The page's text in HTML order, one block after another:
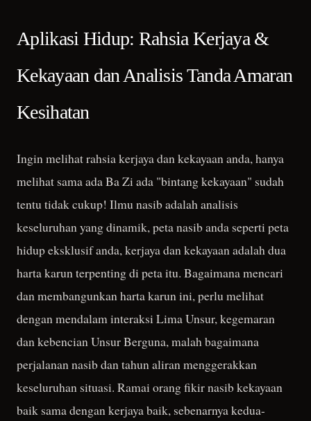
Aplikasi Hidup: Rahsia Kerjaya &
Kekayaan dan Analisis Tanda Amaran
Kesihatan
Ingin melihat rahsia kerjaya dan kekayaan anda, hanya
melihat sama ada Ba Zi ada "bintang kekayaan" sudah
tentu tidak cukup! Ilmu nasib adalah analisis
keseluruhan yang dinamik, peta nasib anda seperti peta
hidup eksklusif anda, kerjaya dan kekayaan adalah dua
harta karun terpenting di peta itu. Bagaimana mencari
dan membangunkan harta karun ini, perlu melihat
dengan mendalam interaksi Lima Unsur, kegemaran
dan kebencian Unsur Berguna, malah bagaimana
perjalanan nasib dan tahun aliran menggerakkan
keseluruhan situasi. Ramai orang fikir nasib kekayaan
baik sama dengan kerjaya baik, sebenarnya kedua-